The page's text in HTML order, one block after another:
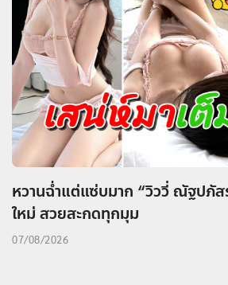
หวานฉ่ำแต่แซ่บมาก “วิววี่ ณัฐปภั
ใหม่ สวยสะกดทุกมุม
07/08/2026